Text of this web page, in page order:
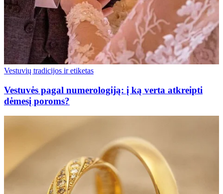
Vestuvių tradicijos ir etiketas
Vestuvės pagal numerologiją: į ką verta atkreipti
dėmesį poroms?